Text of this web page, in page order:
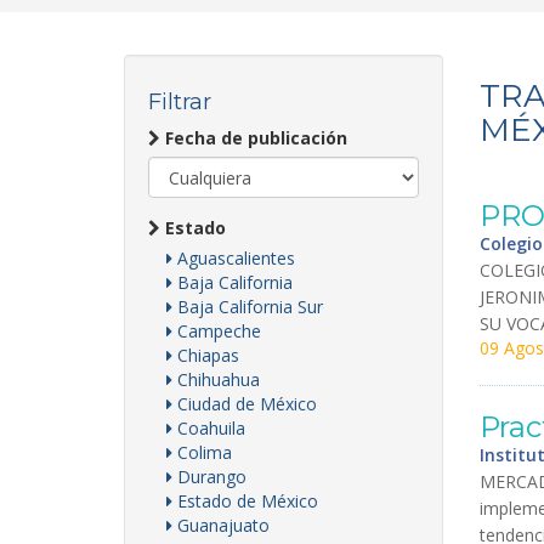
Filtrar
Fecha de publicación
Estado
Aguascalientes
Baja California
Baja California Sur
Campeche
Chiapas
Chihuahua
Ciudad de México
Coahuila
Colima
Durango
Estado de México
Guanajuato
SU
09